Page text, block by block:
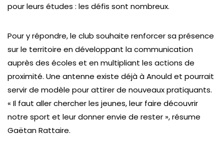
pour leurs études : les défis sont nombreux.
Pour y répondre, le club souhaite renforcer sa présence
sur le territoire en développant la communication
auprès des écoles et en multipliant les actions de
proximité. Une antenne existe déjà à Anould et pourrait
servir de modèle pour attirer de nouveaux pratiquants.
« Il faut aller chercher les jeunes, leur faire découvrir
notre sport et leur donner envie de rester », résume
Gaëtan Rattaire.